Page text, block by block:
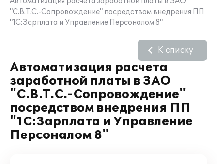
"С.В.Т.С.-Сопровождение" посредством внедрения ПП
"1С:Зарплата и Управление Персоналом 8"
Автоматизация расчета
заработной платы в ЗАО
"С.В.Т.С.-Сопровождение"
посредством внедрения ПП
"1С:Зарплата и Управление
Персоналом 8"
К списку